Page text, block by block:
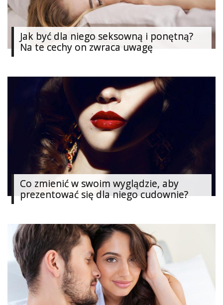
Jak być dla niego seksowną i ponętną?
Na te cechy on zwraca uwagę
Co zmienić w swoim wyglądzie, aby
prezentować się dla niego cudownie?